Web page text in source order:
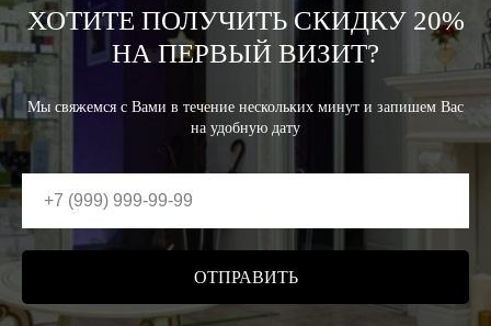
ХОТИТЕ ПОЛУЧИТЬ СКИДКУ 20%
НА ПЕРВЫЙ ВИЗИТ?
Мы свяжемся с Вами в течение нескольких минут и запишем Вас
на удобную дату
ОТПРАВИТЬ